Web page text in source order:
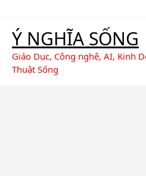
nội
dung
Ý NGHĨA SỐNG
Giáo Dục, Công nghệ, AI, Kinh
Thuật Sống